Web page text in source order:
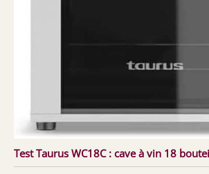
Test Taurus WC18C : cave à vin 18